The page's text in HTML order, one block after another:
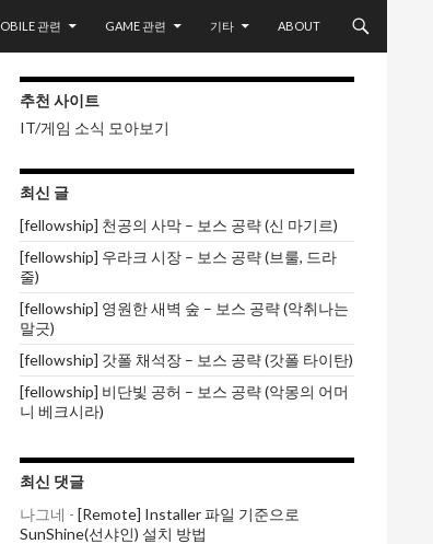
관련 GAME 관련 기타 ABOUT
추천 사이트
IT/게임 소식 모아보기
최신 글
[fellowship] 천공의 사막 – 보스 공략 (신 마기르)
[fellowship] 우라크 시장 – 보스 공략 (브룰, 드라
줄)
[fellowship] 영원한 새벽 숲 – 보스 공략 (악취나는
말긋)
[fellowship] 갓폴 채석장 – 보스 공략 (갓폴 타이탄)
[fellowship] 비단빛 공허 – 보스 공략 (악몽의 어머
니 베크시라)
최신 댓글
나그네 - [Remote] Installer 파일 기준으로
SunShine(선샤인) 설치 방법